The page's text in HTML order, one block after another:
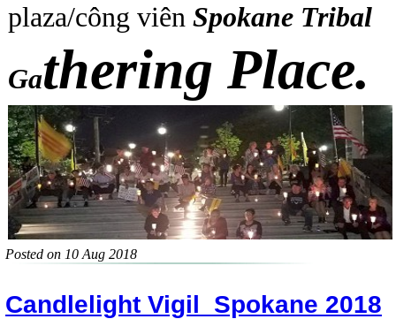
plaza/công viên Spokane Tribal
Gathering Place.
Posted on 10 Aug 2018
Candlelight Vigil_Spokane 2018